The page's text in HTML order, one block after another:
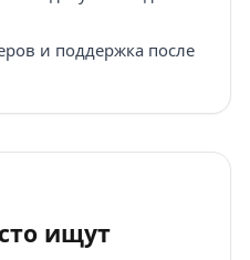
и поддержка после
ищут